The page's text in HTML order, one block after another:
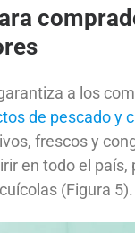
a los
de pescado y
frescos y
en todo el país,
(Figura 5).